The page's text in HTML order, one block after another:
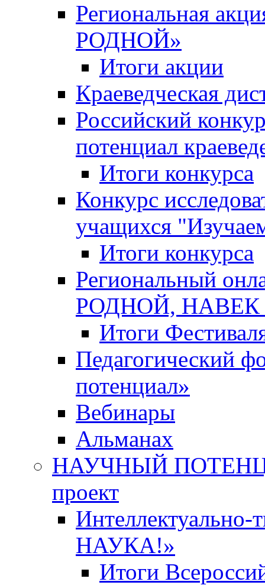
Региональная
РОДНОЙ»
Итоги акции
Краеведческая
Российский
потенциал
Итоги конкурса
Конкурс
учащихся
Итоги конкурса
Региональный
РОДНОЙ,
Итоги
Педагогический
потенциал»
Вебинары
Альманах
НАУЧНЫЙ
проект
НАУКА!»
Итоги